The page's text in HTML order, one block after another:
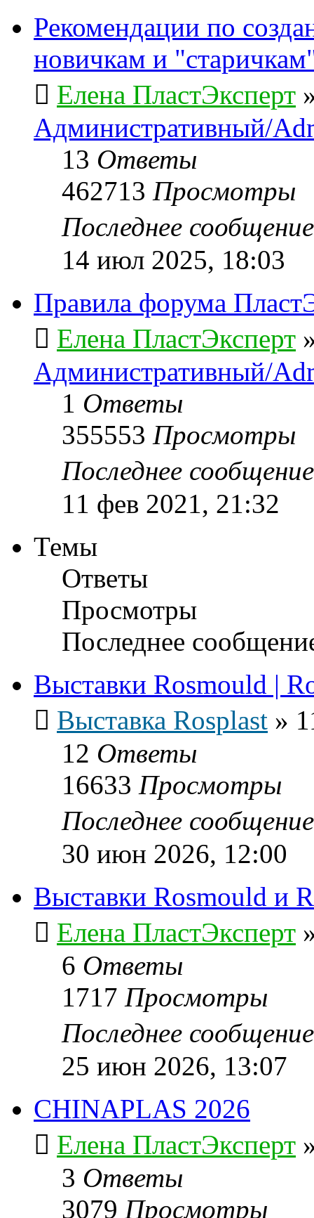
Рекомендации по
новичкам и
Елена ПластЭксперт
Административный/
13 Ответы
462713 Просмотры
Последнее
14 июл 2025, 18:03
Правила форума
Елена ПластЭксперт
Административный/
1 Ответы
355553 Просмотры
Последнее
11 фев 2021, 21:32
Темы
Ответы
Просмотры
Последнее
Выставки Rosmould |
Выставка Rosplast »
12 Ответы
16633 Просмотры
Последнее
30 июн 2026, 12:00
Выставки Rosmould и
Елена ПластЭксперт
6 Ответы
1717 Просмотры
Последнее
25 июн 2026, 13:07
CHINAPLAS 2026
Елена ПластЭксперт
3 Ответы
3079 Просмотры